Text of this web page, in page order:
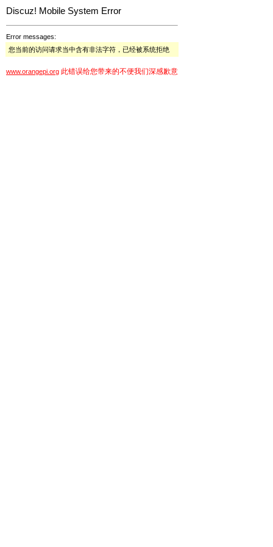
Discuz! Mobile System Error
Error messages:
您当前的访问请求当中含有非法字符，已经被系统拒绝
www.orangepi.org 此错误给您带来的不便我们深感歉意